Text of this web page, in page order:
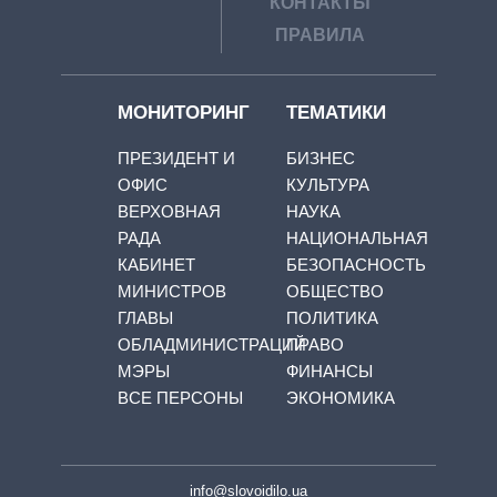
ПРАВИЛА
МОНИТОРИНГ
ПРЕЗИДЕНТ И
ОФИС
ВЕРХОВНАЯ
РАДА
КАБИНЕТ
МИНИСТРОВ
ГЛАВЫ
ОБЛАДМИНИСТРАЦИЙ
МЭРЫ
ВСЕ ПЕРСОНЫ
ТЕМАТИКИ
БИЗНЕС
КУЛЬТУРА
НАУКА
НАЦИОНАЛЬНАЯ
БЕЗОПАСНОСТЬ
ОБЩЕСТВО
ПОЛИТИКА
ПРАВО
ФИНАНСЫ
ЭКОНОМИКА
info@slovoidilo.ua